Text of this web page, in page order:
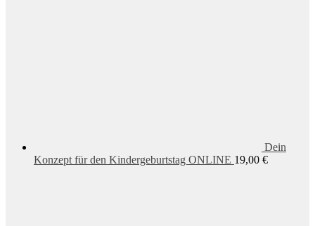
Dein
Konzept für den Kindergeburtstag ONLINE 19,00 €